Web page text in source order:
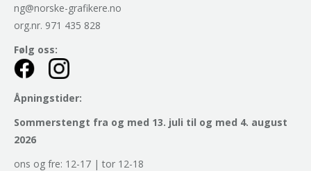
ng@norske-grafikere.no
org.nr. 971 435 828
Følg oss:
Åpningstider:
Sommerstengt fra og med 13. juli til og med 4. august
2026
ons og fre: 12-17 | tor 12-18